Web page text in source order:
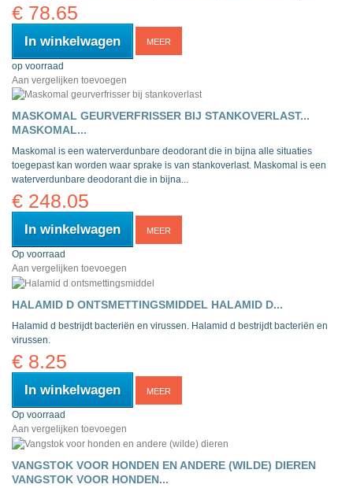
€ 78.65
In winkelwagen MEER
op voorraad
Aan vergelijken toevoegen
MASKOMAL GEURVERFRISSER BIJ STANKOVERLAST...
MASKOMAL...
Maskomal is een waterverdunbare deodorant die in bijna alle situaties
toegepast kan worden waar sprake is van stankoverlast. Maskomal is een
waterverdunbare deodorant die in bijna...
€ 248.05
In winkelwagen MEER
Op voorraad
Aan vergelijken toevoegen
HALAMID D ONTSMETTINGSMIDDEL HALAMID D...
Halamid d bestrijdt bacteriën en virussen. Halamid d bestrijdt bacteriën en
virussen.
€ 8.25
In winkelwagen MEER
Op voorraad
Aan vergelijken toevoegen
VANGSTOK VOOR HONDEN EN ANDERE (WILDE) DIEREN
VANGSTOK VOOR HONDEN...